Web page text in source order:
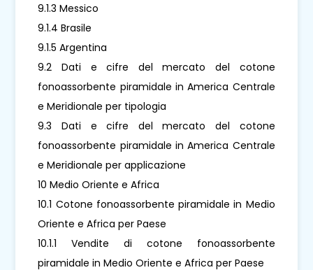
9.1.3 Messico
9.1.4 Brasile
9.1.5 Argentina
9.2 Dati e cifre del mercato del cotone
fonoassorbente piramidale in America Centrale
e Meridionale per tipologia
9.3 Dati e cifre del mercato del cotone
fonoassorbente piramidale in America Centrale
e Meridionale per applicazione
10 Medio Oriente e Africa
10.1 Cotone fonoassorbente piramidale in Medio
Oriente e Africa per Paese
10.1.1 Vendite di cotone fonoassorbente
piramidale in Medio Oriente e Africa per Paese